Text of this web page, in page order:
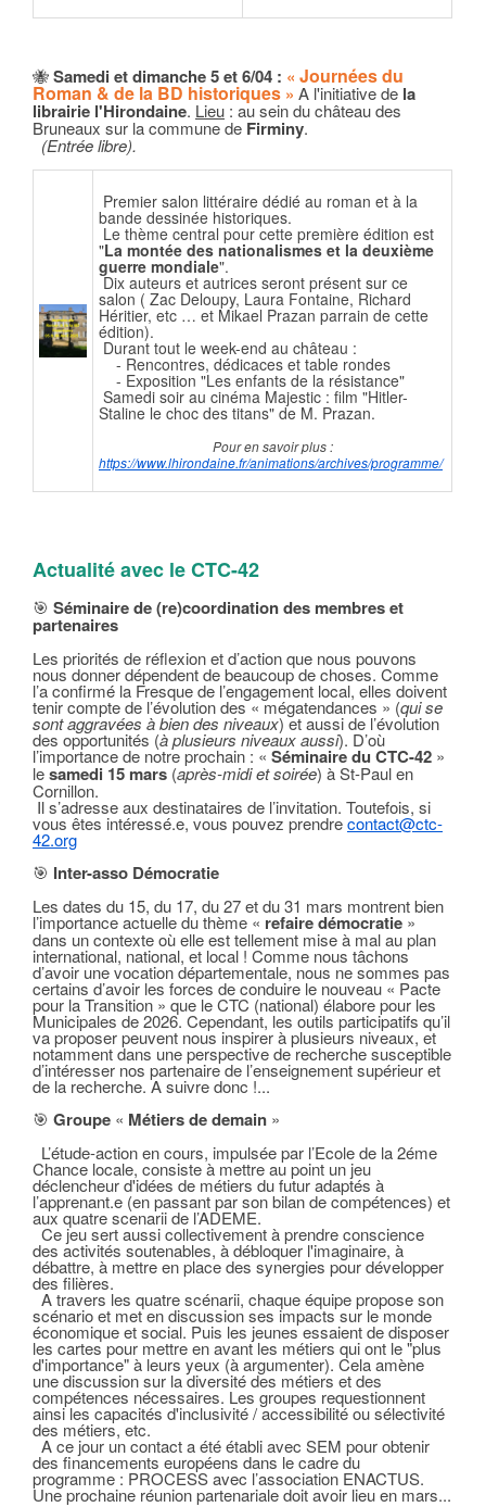
🐝Samedi et dimanche 5 et 6/04 : « Journées du
Roman & de la BD historiques » A l'initiative de la
librairie l'Hirondaine. Lieu : au sein du château des
Bruneaux sur la commune de Firminy.
(Entrée libre).
Premier salon littéraire dédié au roman et à la
bande dessinée historiques.
Le thème central pour cette première édition est
"La montée des nationalismes et la deuxième
guerre mondiale".
Dix auteurs et autrices seront présent sur ce
salon ( Zac Deloupy, Laura Fontaine, Richard
Héritier, etc … et Mikael Prazan parrain de cette
édition).
Durant tout le week-end au château :
- Rencontres, dédicaces et table rondes
- Exposition "Les enfants de la résistance"
Samedi soir au cinéma Majestic : film "Hitler-
Staline le choc des titans" de M. Prazan.
Pour en savoir plus :
https://www.lhirondaine.fr/animations/archives/programme/
Actualité avec le CTC-42
🎯 Séminaire de (re)coordination des membres et
partenaires
Les priorités de réflexion et d’action que nous pouvons
nous donner dépendent de beaucoup de choses. Comme
l’a confirmé la Fresque de l’engagement local, elles doivent
tenir compte de l’évolution des « mégatendances » (qui se
sont aggravées à bien des niveaux) et aussi de l’évolution
des opportunités (à plusieurs niveaux aussi). D’où
l’importance de notre prochain : « Séminaire du CTC-42 »
lesamedi 15 mars (après-midi et soirée) à St-Paul en
Cornillon.
Il s’adresse aux destinataires de l’invitation. Toutefois, si
vous êtes intéressé.e, vous pouvez prendrecontact@ctc-
42.org
🎯 Inter-asso Démocratie
Les dates du 15, du 17, du 27 et du 31 mars montrent bien
l’importance actuelle du thème « refaire démocratie »
dans un contexte où elle est tellement mise à mal au plan
international, national, et local ! Comme nous tâchons
d’avoir une vocation départementale, nous ne sommes pas
certains d’avoir les forces de conduire le nouveau « Pacte
pour la Transition » que le CTC (national) élabore pour les
Municipales de 2026. Cependant, les outils participatifs qu’il
va proposer peuvent nous inspirer à plusieurs niveaux, et
notamment dans une perspective de recherche susceptible
d’intéresser nos partenaire de l’enseignement supérieur et
de la recherche. A suivre donc !...
🎯 Groupe « Métiers de demain »
L’étude-action en cours, impulsée par l’Ecole de la 2éme
Chance locale, consiste à mettre au point un jeu
déclencheur d'idées de métiers du futur adaptés à
l’apprenant.e (en passant par son bilan de compétences) et
aux quatre scenarii de l’ADEME.
Ce jeu sert aussi collectivement à prendre conscience
des activités soutenables, à débloquer l'imaginaire, à
débattre, à mettre en place des synergies pour développer
des filières.
A travers les quatre scénarii, chaque équipe propose son
scénario et met en discussion ses impacts sur le monde
économique et social. Puis les jeunes essaient de disposer
les cartes pour mettre en avant les métiers qui ont le "plus
d'importance" à leurs yeux (à argumenter). Cela amène
une discussion sur la diversité des métiers et des
compétences nécessaires. Les groupes requestionnent
ainsi les capacités d'inclusivité / accessibilité ou sélectivité
des métiers, etc.
A ce jour un contact a été établi avec SEM pour obtenir
des financements européens dans le cadre du
programme : PROCESS avec l’association ENACTUS.
Une prochaine réunion partenariale doit avoir lieu en mars...